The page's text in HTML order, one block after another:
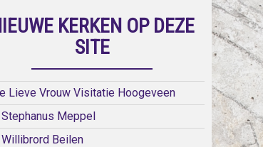
KERKEN OP DEZE
SITE
Lieve Vrouw Visitatie Hoogeveen
Meppel
Beilen